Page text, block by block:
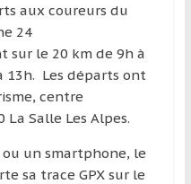
aux coureurs du
24
sur le 20 km de 9h à
13h. Les départs ont
centre
La Salle Les Alpes.
un smartphone, le
sa trace GPX sur le